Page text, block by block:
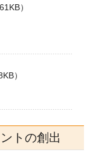
）
）
トの創出